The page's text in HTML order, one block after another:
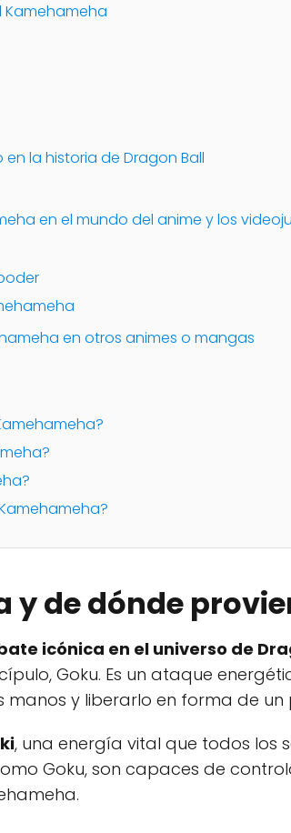
la historia de Dragon Ball
en el mundo del anime y los
en otros animes o mangas
y de dónde
icónica en el universo de
Goku. Es un ataque
y liberarlo en forma de un
, una energía vital que todos los
Goku, son capaces de